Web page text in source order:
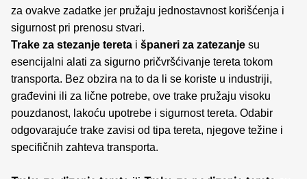
za ovakve zadatke jer pružaju jednostavnost korišćenja i
sigurnost pri prenosu stvari.
Trake za stezanje tereta i španeri za zatezanje su
esencijalni alati za sigurno pričvršćivanje tereta tokom
transporta. Bez obzira na to da li se koriste u industriji,
građevini ili za lične potrebe, ove trake pružaju visoku
pouzdanost, lakoću upotrebe i sigurnost tereta. Odabir
odgovarajuće trake zavisi od tipa tereta, njegove težine i
specifičnih zahteva transporta.